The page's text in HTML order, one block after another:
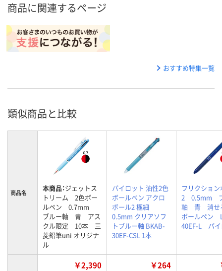
商品に関連するページ
おすすめ特集一覧
類似商品と比較
商品名 本商品：ジェットス
トリーム 2色ボー
ルペン 0.7mm
ブルー軸 青 アス
クル限定 10本 三
菱鉛筆uni オリジナ
ル
パイロット 油性2色
ボールペン アクロ
ボール2 極細
0.5mm クリアソフ
トブルー軸 BKAB-
30EF-CSL 1本
フリクショ
2 0.5mm
軸 青 消せ
ボールペン
40EF-L パイ
￥2,390 ￥264